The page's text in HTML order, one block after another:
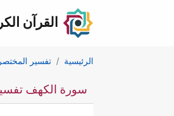
القرآن
الرئيسية تفسير المختصر
سورة الكهف تفسير